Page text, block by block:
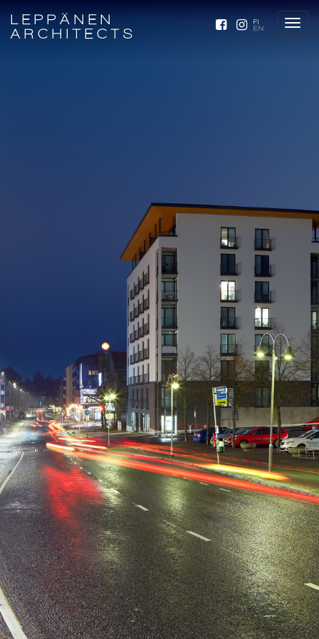
FI
EN
LEPPÄNEN
ARCHITECTS